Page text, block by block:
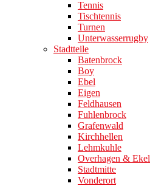
Tennis
Tischtennis
Turnen
Unterwasserrugby
Stadtteile
Batenbrock
Boy
Ebel
Eigen
Feldhausen
Fuhlenbrock
Grafenwald
Kirchhellen
Lehmkuhle
Overhagen & Ekel
Stadtmitte
Vonderort